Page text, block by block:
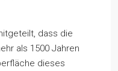
dass die
als 1500 Jahren
dieses